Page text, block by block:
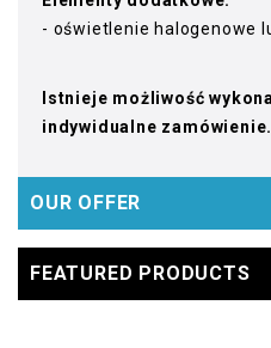
- oświetlenie halogenowe
Istnieje możliwość
indywidualne zamówienie.
OUR OFFER
FEATURED PRODUCTS